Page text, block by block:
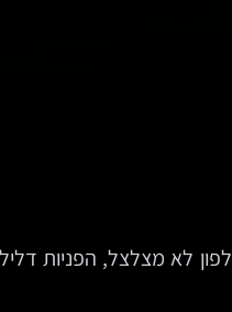
לא מצלצל, הפניות